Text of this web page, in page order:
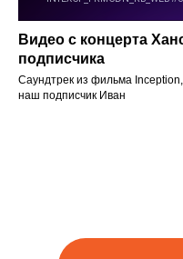
Видео с концерта
подписчика
Саундтрек из фильма
наш подписчик Иван